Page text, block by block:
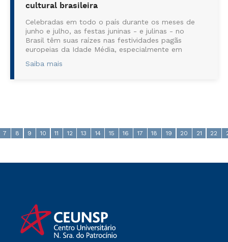
cultural brasileira
Celebradas em todo o país durante os meses de
junho e julho, as festas juninas - e julinas - no
Brasil têm suas raízes nas festividades pagãs
europeias da Idade Média, especialmente em
marcavam o solstício de verão no Hemisfério
Saiba mais
7 8 9 10 11 12 13 14 15 16 17 18 19 20 21 22